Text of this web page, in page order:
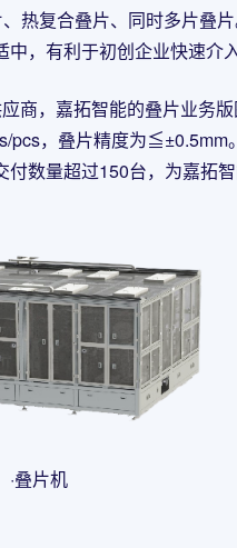
热复合叠片、同时多片叠
，有利于初创企业快速介
商，嘉拓智能的叠片业务
pcs，叠片精度为≦±0.5mm
数量超过150台，为嘉拓
·叠片机